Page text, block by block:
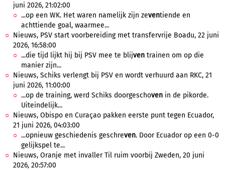
juni 2026, 21:02:00
...op een WK. Het waren namelijk zijn zeventiende en
achttiende goal, waarmee...
Nieuws, PSV start voorbereiding met transfervrije Boadu, 22 juni
2026, 16:58:00
...die tijd lijkt hij bij PSV mee te blijven trainen om op die
manier zijn...
Nieuws, Schiks verlengt bij PSV en wordt verhuurd aan RKC, 21
juni 2026, 11:00:00
...op de training, werd Schiks doorgeschoven in de pikorde.
Uiteindelijk...
Nieuws, Obispo en Curaçao pakken eerste punt tegen Ecuador,
21 juni 2026, 04:03:00
...opnieuw geschiedenis geschreven. Door Ecuador op een 0-0
gelijkspel te...
Nieuws, Oranje met invaller Til ruim voorbij Zweden, 20 juni
2026, 20:57:00